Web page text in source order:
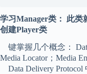
学习Manager类： 此类
创建Player类
键掌握几个概念：
Media Locator；Media
Data Delivery